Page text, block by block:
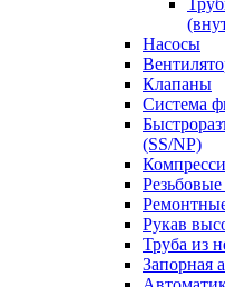
Насосы
Клапаны
Система
(SS/NP)
Рукав
Труба из
Запорная